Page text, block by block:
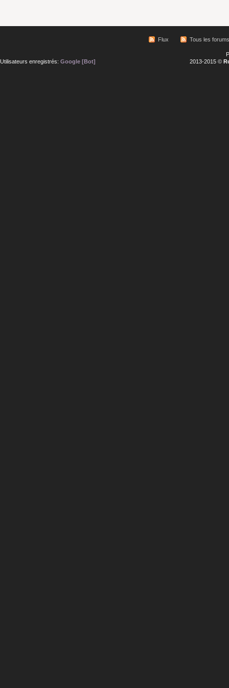
Flux Tous les forums
Utilisateurs enregistrés: Google [Bot]
2013-2015 ©